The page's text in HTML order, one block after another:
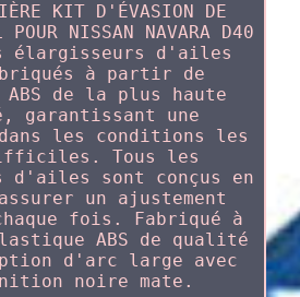
KIT D'ÉVASION DE
POUR NISSAN NAVARA D40
élargisseurs d'ailes
à partir de
de la plus haute
garantissant une
les conditions les
Tous les
d'ailes sont conçus en
un ajustement
fois. Fabriqué à
ABS de qualité
d'arc large avec
noire mate.